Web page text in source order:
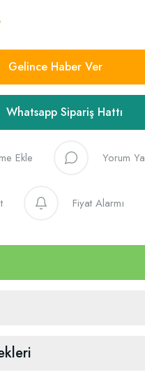
Gelince Haber Ver
Whatsapp Sipariş Hattı
Yorum
Fiyat Alarmı